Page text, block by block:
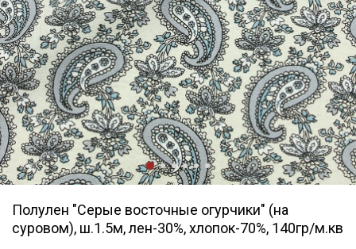
Полулен "Серые восточные огурчики" (на
суровом), ш.1.5м, лен-30%, хлопок-70%, 140гр/м.кв